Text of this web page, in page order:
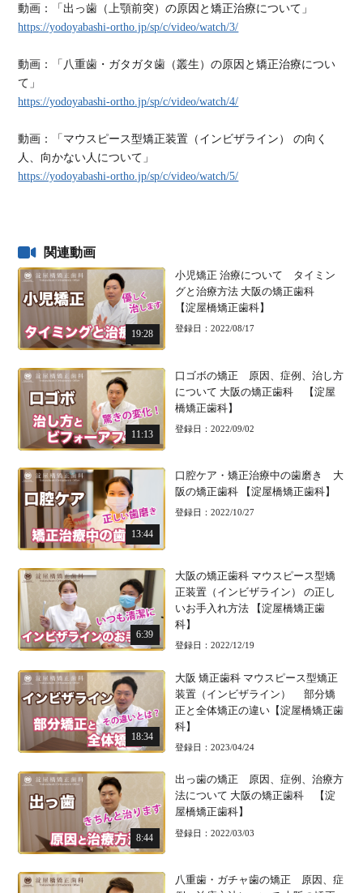
動画：「出っ歯（上顎前突）の原因と矯正治療について」
https://yodoyabashi-ortho.jp/sp/c/video/watch/3/
動画：「八重歯・ガタガタ歯（叢生）の原因と矯正治療につい
て」
https://yodoyabashi-ortho.jp/sp/c/video/watch/4/
動画：「マウスピース型矯正装置（インビザライン） の向く
人、向かない人について」
https://yodoyabashi-ortho.jp/sp/c/video/watch/5/
関連動画
19:28
小児矯正 治療について タイミン
グと治療方法 大阪の矯正歯科
【淀屋橋矯正歯科】
登録日：2022/08/17
11:13
口ゴボの矯正 原因、症例、治し方
について 大阪の矯正歯科 【淀屋
橋矯正歯科】
登録日：2022/09/02
13:44
口腔ケア・矯正治療中の歯磨き 大
阪の矯正歯科 【淀屋橋矯正歯科】
登録日：2022/10/27
6:39
大阪の矯正歯科 マウスピース型矯
正装置（インビザライン） の正し
いお手入れ方法 【淀屋橋矯正歯
科】
登録日：2022/12/19
18:34
大阪 矯正歯科 マウスピース型矯正
装置（インビザライン） 部分矯
正と全体矯正の違い【淀屋橋矯正歯
科】
登録日：2023/04/24
8:44
出っ歯の矯正 原因、症例、治療方
法について 大阪の矯正歯科 【淀
屋橋矯正歯科】
登録日：2022/03/03
八重歯・ガチャ歯の矯正 原因、症